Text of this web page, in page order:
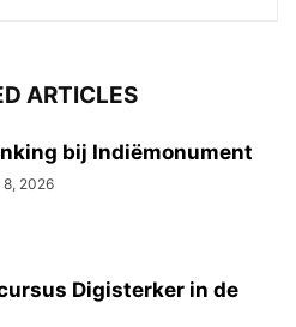
ARTICLES
bij Indiëmonument
8, 2026
Digisterker in de